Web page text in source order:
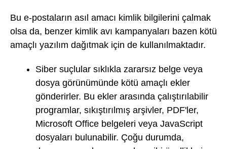
Bu e-postaların asıl amacı kimlik bilgilerini çalmak
olsa da, benzer kimlik avı kampanyaları bazen kötü
amaçlı yazılım dağıtmak için de kullanılmaktadır.
Siber suçlular sıklıkla zararsız belge veya
dosya görünümünde kötü amaçlı ekler
gönderirler. Bu ekler arasında çalıştırılabilir
programlar, sıkıştırılmış arşivler, PDF'ler,
Microsoft Office belgeleri veya JavaScript
dosyaları bulunabilir. Çoğu durumda,